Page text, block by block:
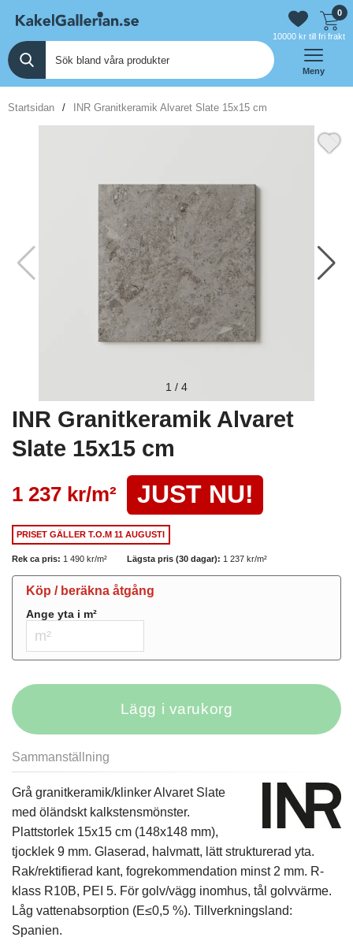
0
10000 kr till fri frakt
Meny
Startsidan INR Granitkeramik Alvaret Slate 15x15 cm
1 / 4
INR Granitkeramik Alvaret
Slate 15x15 cm
1 237 kr/m² JUST NU!
PRISET GÄLLERT.O.M 11 AUGUSTI
Rek ca pris: 1 490 kr/m² Lägsta pris (30 dagar): 1 237 kr/m²
Köp / beräkna åtgång
Ange yta i m²
Lägg i varukorg
Sammanställning
Grå granitkeramik/klinker Alvaret Slate
med öländskt kalkstensmönster.
Plattstorlek 15x15 cm (148x148 mm),
tjocklek 9 mm. Glaserad, halvmatt, lätt strukturerad yta.
Rak/rektifierad kant, fogrekommendation minst 2 mm. R-
klass R10B, PEI 5. För golv/vägg inomhus, tål golvvärme.
Låg vattenabsorption (E≤0,5 %). Tillverkningsland:
Spanien.